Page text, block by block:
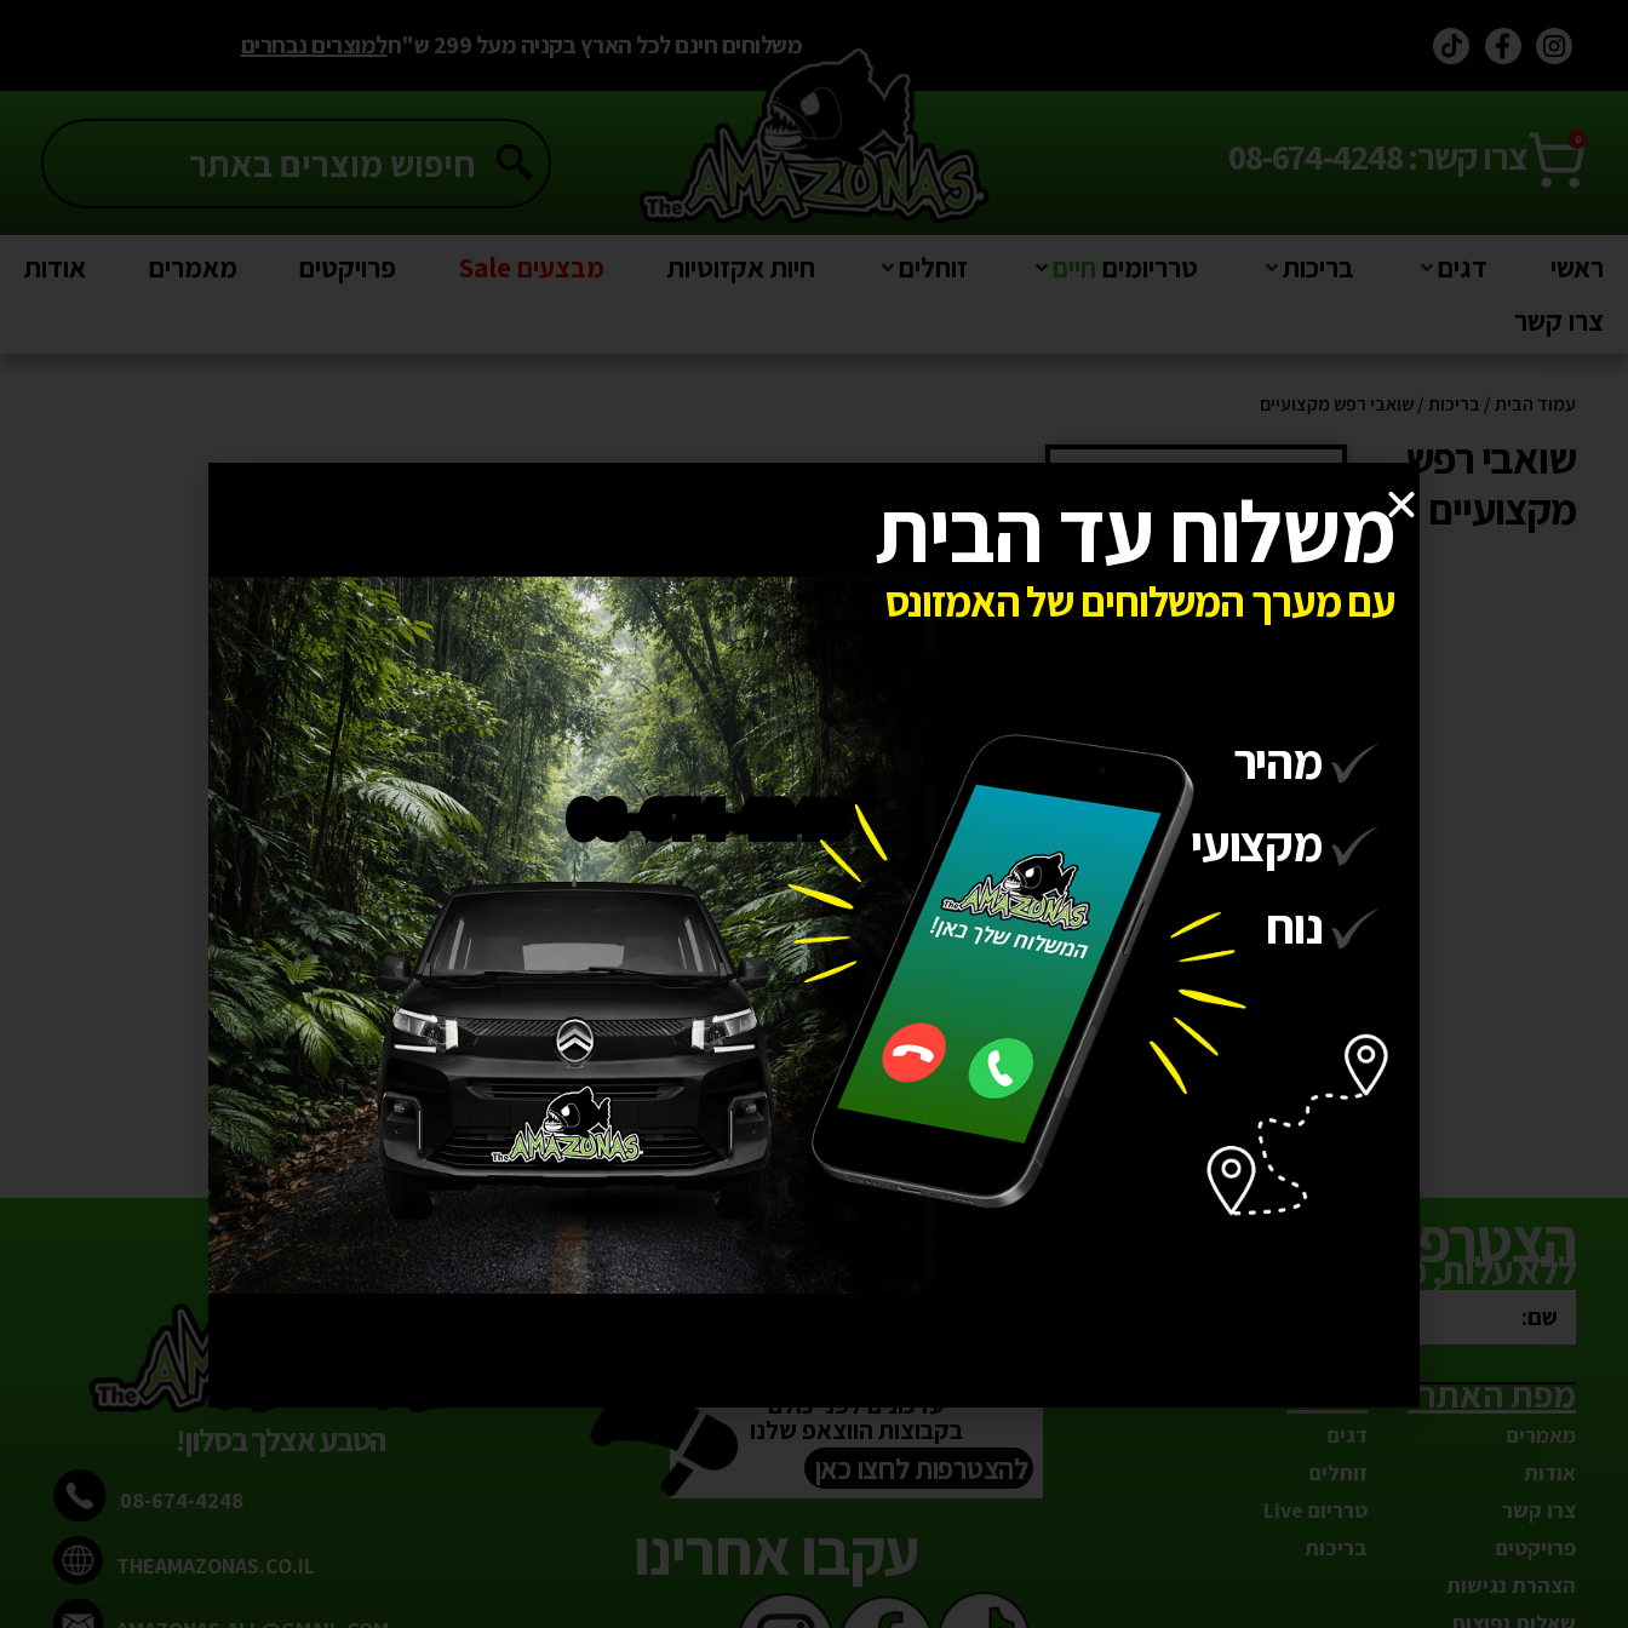
משלוחים חינם לכל הארץ בקניה מעל 299 ש"ח למוצרים נבחרים
0 צרו קשר: 08-674-4248
ראשי דגים בריכות טרריומים חיים זוחלים חיות אקזוטיות מבצעים Sale פרויקטים מאמרים
אודות
צרו קשר
עמוד הבית/ בריכות/ שואבי רפש מקצועיים
שואבי רפש
מקצועיים
במבצע!
שואב רפש חיצוני לבריכות
EHIME VAC40
2,350
2,100 ₪
הוספה לסל
הצטרפו למועדון ההטבות שלנו
ללא עלות, מבצעים חמים כל השנה
מפת האתר:
מאמרים
אודות
צרו קשר
פרויקטים
הצהרת נגישות
שאלות נפוצות
חנות:
דגים
זוחלים
טרריום Live
בריכות
עדכונים לפני כולם
בקבוצות הווצאפ שלנו
להצטרפות לחצו כאן
עקבו אחרינו
הטבע אצלך בסלון!
08-674-4248
THEAMAZONAS.CO.IL
משלוח עד הבית
עם מערך המשלוחים של האמזונס
08-674-4248
מהיר
מקצועי
נוח